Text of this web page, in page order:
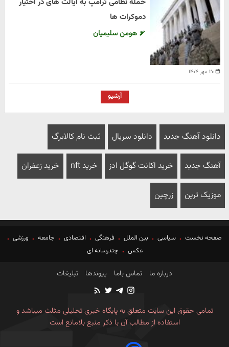
۲۰ مهر ۱۴۰۴
دموکرات ها
هومن سلیمیان
آرشیو
دانلود آهنگ جدید دانلود سریال ثبت نام کالابرگ
آهنگ جدید خرید اکانت گوگل ادز خرید nft خرید زعفران
موزیک ترین زرچین
صفحه نخست سیاسی بین الملل فرهنگی اقتصادی جامعه
ورزشی
عکس
چندرسانه ای
درباره ما تماس باما پیوندها تبلیغات
تمامی حقوق این سایت متعلق به پایگاه خبری تحلیلی مثلث میباشد و
استفاده از مطالب آن با ذکر منبع بلامانع است